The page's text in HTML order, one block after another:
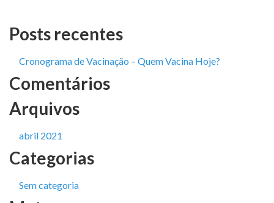
Posts recentes
Cronograma de Vacinação – Quem Vacina Hoje?
Comentários
Arquivos
abril 2021
Categorias
Sem categoria